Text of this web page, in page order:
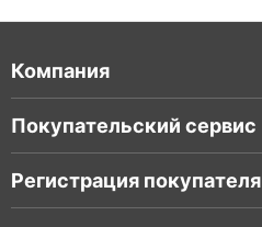
Компания
Покупательский сервис
Регистрация покупателя